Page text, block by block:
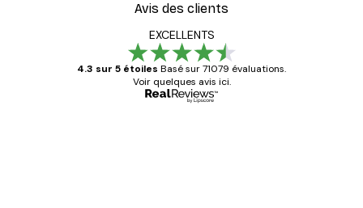
Avis des clients
EXCELLENTS
4.3 sur 5 étoiles Basé sur 71079 évaluations.
Voir quelques avis ici.